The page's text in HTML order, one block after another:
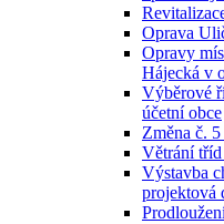
Oprava
Opravy
Hájecká v
Výběrové
účetní obce
Změna č.
Větrání
Výstavba
projektová